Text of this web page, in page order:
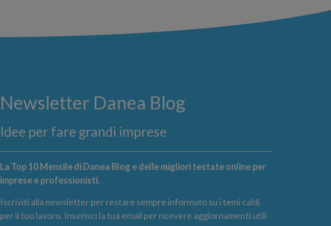
Newsletter Danea Blog
Idee per fare grandi imprese
La Top 10 Mensile di Danea Blog e delle migliori testate online per
imprese e professionisti.
Iscriviti alla newsletter per restare sempre informato su i temi caldi
per il tuo lavoro. Inserisci la tua email per ricevere aggiornamenti utili